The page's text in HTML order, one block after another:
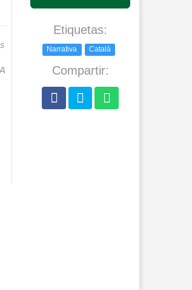
Etiquetas:
Narrativa Català
Compartir: